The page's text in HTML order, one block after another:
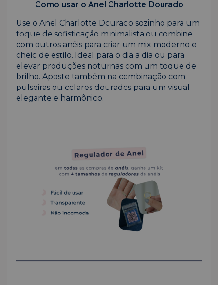
Como usar o Anel Charlotte Dourado
Use o Anel Charlotte Dourado sozinho para um
toque de sofisticação minimalista ou combine
com outros anéis para criar um mix moderno e
cheio de estilo. Ideal para o dia a dia ou para
elevar produções noturnas com um toque de
brilho. Aposte também na combinação com
pulseiras ou colares dourados para um visual
elegante e harmônico.